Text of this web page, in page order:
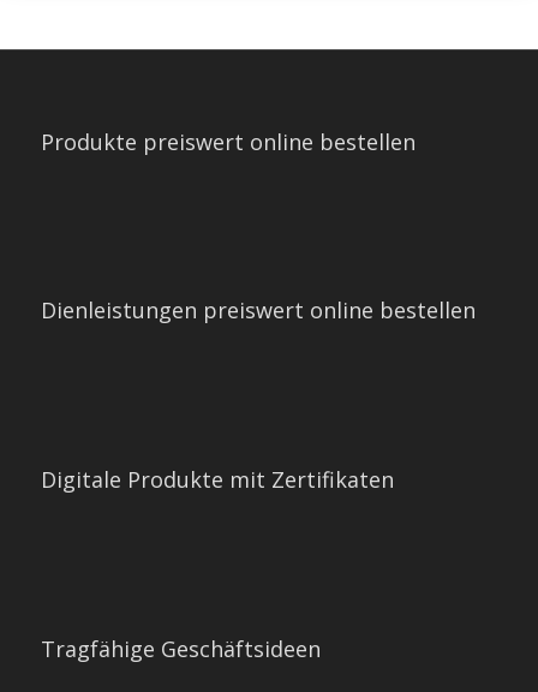
Produkte preiswert online bestellen
Dienleistungen preiswert online bestellen
Digitale Produkte mit Zertifikaten
Tragfähige Geschäftsideen